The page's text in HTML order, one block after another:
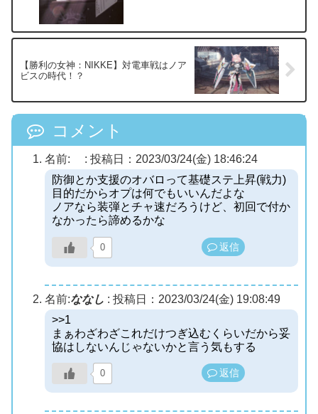
【勝利の女神：NIKKE】対電車戦はノア
ビスの時代！？
コメント
名前: : 投稿日：2023/03/24(金) 18:46:24
防御とか支援のオバロって基礎ステ上昇(戦力)
目的だからオプは何でもいいんだよな
ノアなら装弾とチャ速だろうけど、初回で付か
なかったら諦めるかな
0 返信
名前:ななし : 投稿日：2023/03/24(金) 19:08:49
>>1
まぁわざわざこれだけつぎ込むくらいだから妥
協はしないんじゃないかと言う気もする
0 返信